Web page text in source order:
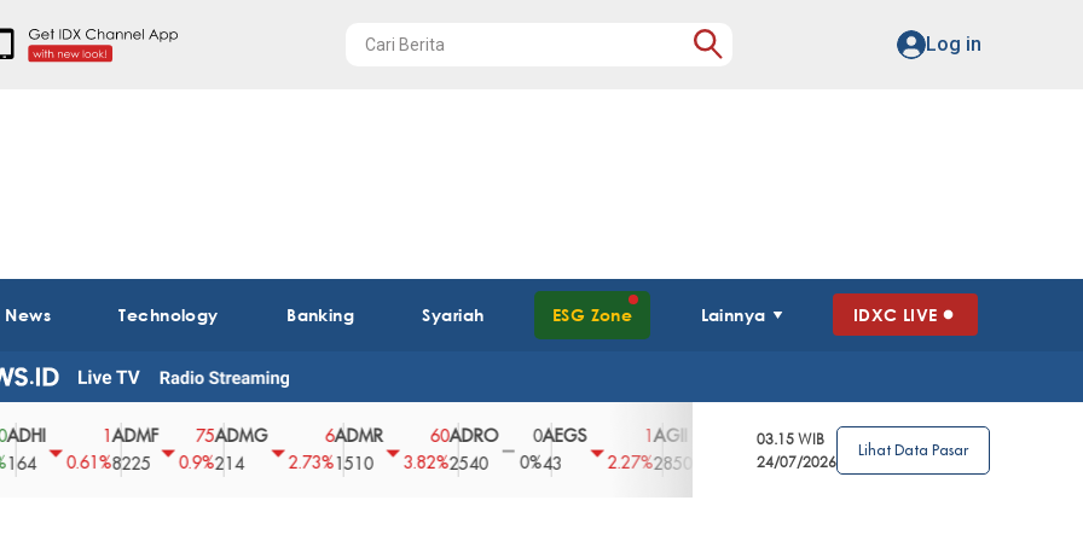
Log in
Technology Banking Syariah ESG Zone Lainnya IDXC LIVE
0.61%
ADMF
8225
75
0.9%
ADMG
214
2.73%
ADMR
1510
60
3.82%
ADRO
2540
0
0%
AEGS
2.27% 2850
3.39%
AGRO
4
2.63%
AGRS
62
0%
03.15 WIB
24/07/2026
Lihat Data Pasar